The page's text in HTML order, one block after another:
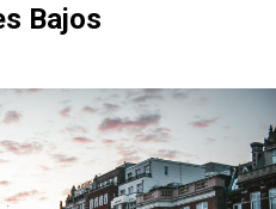
Bajos